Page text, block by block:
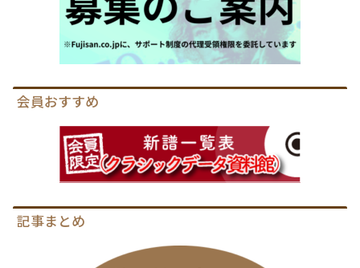
会員おすすめ
記事まとめ